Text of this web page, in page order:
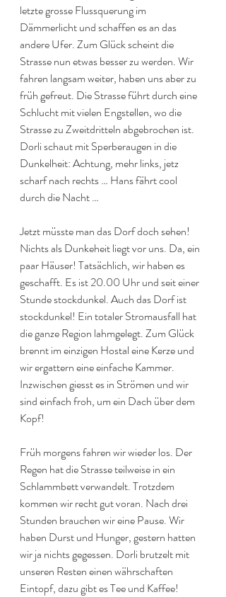
letzte grosse Flussquerung im
Dämmerlicht und schaffen es an das
andere Ufer. Zum Glück scheint die
Strasse nun etwas besser zu werden. Wir
fahren langsam weiter, haben uns aber zu
früh gefreut. Die Strasse führt durch eine
Schlucht mit vielen Engstellen, wo die
Strasse zu Zweitdritteln abgebrochen ist.
Dorli schaut mit Sperberaugen in die
Dunkelheit: Achtung, mehr links, jetz
scharf nach rechts … Hans fährt cool
durch die Nacht …
Jetzt müsste man das Dorf doch sehen!
Nichts als Dunkeheit liegt vor uns. Da, ein
paar Häuser! Tatsächlich, wir haben es
geschafft. Es ist 20.00 Uhr und seit einer
Stunde stockdunkel. Auch das Dorf ist
stockdunkel! Ein totaler Stromausfall hat
die ganze Region lahmgelegt. Zum Glück
brennt im einzigen Hostal eine Kerze und
wir ergattern eine einfache Kammer.
Inzwischen giesst es in Strömen und wir
sind einfach froh, um ein Dach über dem
Kopf!
Früh morgens fahren wir wieder los. Der
Regen hat die Strasse teilweise in ein
Schlammbett verwandelt. Trotzdem
kommen wir recht gut voran. Nach drei
Stunden brauchen wir eine Pause. Wir
haben Durst und Hunger, gestern hatten
wir ja nichts gegessen. Dorli brutzelt mit
unseren Resten einen währschaften
Eintopf, dazu gibt es Tee und Kaffee!